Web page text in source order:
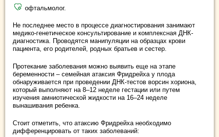
офтальмолог.
Не последнее место в процессе диагностирования занимают
медико-генетическое консультирование и комплексная ДНК-
диагностика. Проводятся манипуляции на образцах крови
пациента, его родителей, родных братьев и сестер.
Протекание заболевания можно выявить еще на этапе
беременности – семейная атаксия Фридрейха у плода
обнаруживается при проведении ДНК-тестов ворсин хориона,
который выполняют на 8–12 неделе гестации или путем
изучения амниотической жидкости на 16–24 неделе
вынашивания ребенка.
Стоит отметить, что атаксию Фридрейха необходимо
дифференцировать от таких заболеваний: